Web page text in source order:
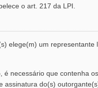
o art. 217 da LPI.
elege(m) um
necessário que contenha
do(s)